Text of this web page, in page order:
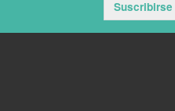
Suscribirse